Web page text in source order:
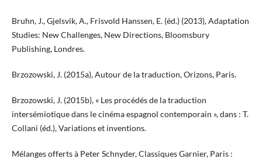
Bruhn, J., Gjelsvik, A., Frisvold Hanssen, E. (éd.) (2013), Adaptation
Studies: New Challenges, New Directions, Bloomsbury
Publishing, Londres.
Brzozowski, J. (2015a), Autour de la traduction, Orizons, Paris.
Brzozowski, J. (2015b), « Les procédés de la traduction
intersémiotique dans le cinéma espagnol contemporain », dans : T.
Collani (éd.), Variations et inventions.
Mélanges offerts à Peter Schnyder, Classiques Garnier, Paris :